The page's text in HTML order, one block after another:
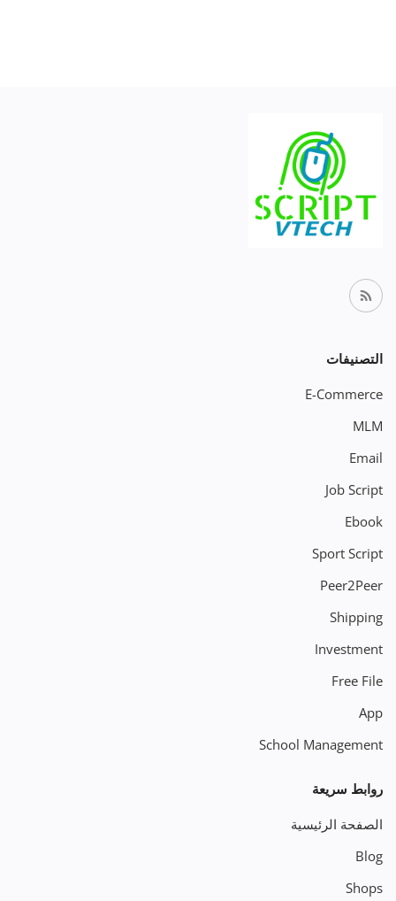
التصنيفات
E-Commerce
MLM
Email
Job Script
Ebook
Sport Script
Peer2Peer
Shipping
Investment
Free File
App
School Management
روابط سريعة
الصفحة الرئيسية
Blog
Shops